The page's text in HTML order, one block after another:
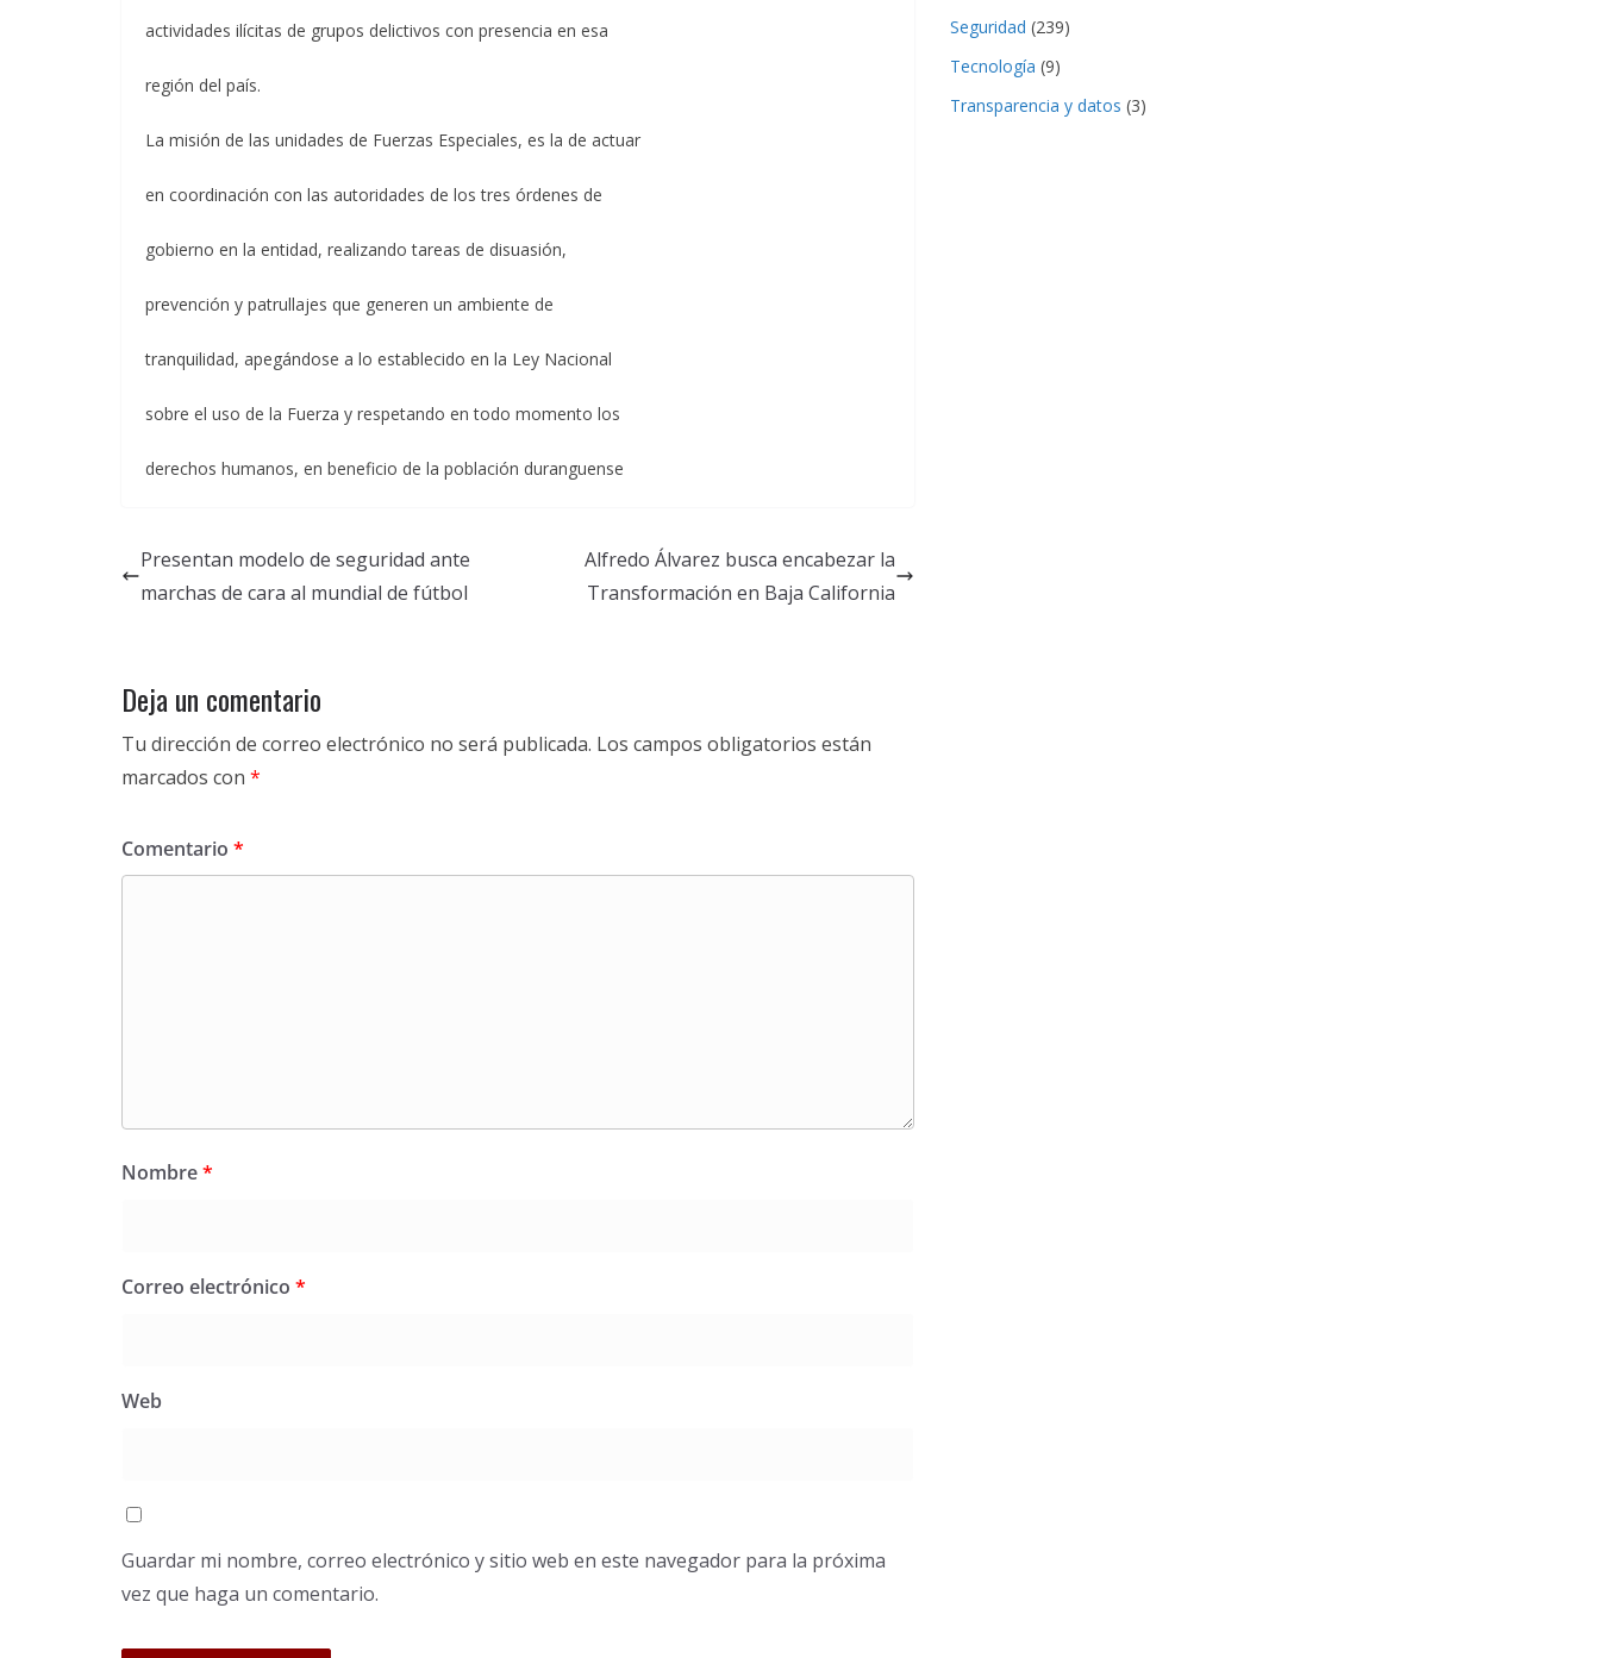
actividades ilícitas de grupos delictivos con presencia en esa
región del país.
La misión de las unidades de Fuerzas Especiales, es la de actuar
en coordinación con las autoridades de los tres órdenes de
gobierno en la entidad, realizando tareas de disuasión,
prevención y patrullajes que generen un ambiente de
tranquilidad, apegándose a lo establecido en la Ley Nacional
sobre el uso de la Fuerza y respetando en todo momento los
derechos humanos, en beneficio de la población duranguense
Presentan modelo de seguridad ante
marchas de cara al mundial de fútbol
Alfredo Álvarez busca encabezar la
Transformación en Baja California
Deja un comentario
Tu dirección de correo electrónico no será publicada. Los campos obligatorios están
marcados con *
Comentario *
Nombre*
Correo electrónico *
Web
Guardar mi nombre, correo electrónico y sitio web en este navegador para la próxima
vez que haga un comentario.
Seguridad (239)
Tecnología (9)
Transparencia y datos (3)